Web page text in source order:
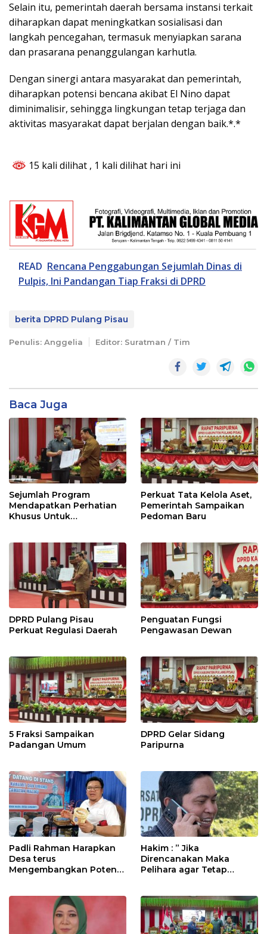
Selain itu, pemerintah daerah bersama instansi terkait
diharapkan dapat meningkatkan sosialisasi dan
langkah pencegahan, termasuk menyiapkan sarana
dan prasarana penanggulangan karhutla.
Dengan sinergi antara masyarakat dan pemerintah,
diharapkan potensi bencana akibat El Nino dapat
diminimalisir, sehingga lingkungan tetap terjaga dan
aktivitas masyarakat dapat berjalan dengan baik.*.*
15 kali dilihat , 1 kali dilihat hari ini
READ Rencana Penggabungan Sejumlah Dinas di
Pulpis, Ini Pandangan Tiap Fraksi di DPRD
berita DPRD Pulang Pisau
Penulis: Anggelia Editor: Suratman / Tim
Baca Juga
Sejumlah Program
Mendapatkan Perhatian
Khusus Untuk
Perkuat Tata Kelola Aset,
Pemerintah Sampaikan
Pedoman Baru
DPRD Pulang Pisau
Perkuat Regulasi Daerah
Penguatan Fungsi
Pengawasan Dewan
5 Fraksi Sampaikan
Padangan Umum
DPRD Gelar Sidang
Paripurna
Padli Rahman Harapkan
Desa terus
Mengembangkan Potensi
Hakim : ” Jika
Direncanakan Maka
Pelihara agar Tetap